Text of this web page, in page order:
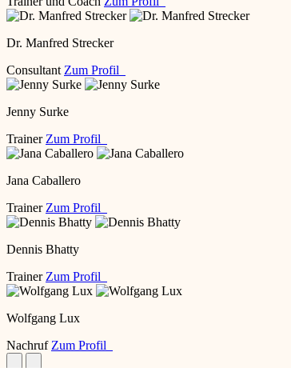
Dr. Manfred Strecker
Consultant Zum Profil
Jenny Surke
Trainer Zum Profil
Jana Caballero
Trainer Zum Profil
Dennis Bhatty
Trainer Zum Profil
Wolfgang Lux
Nachruf Zum Profil